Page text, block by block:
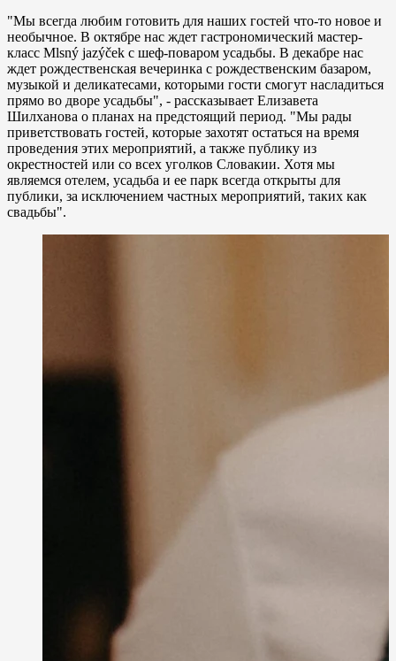
"Мы всегда любим готовить для наших гостей что-то новое и
необычное. В октябре нас ждет гастрономический мастер-
класс Mlsný jazýček с шеф-поваром усадьбы. В декабре нас
ждет рождественская вечеринка с рождественским базаром,
музыкой и деликатесами, которыми гости смогут насладиться
прямо во дворе усадьбы", - рассказывает Елизавета
Шилханова о планах на предстоящий период. "Мы рады
приветствовать гостей, которые захотят остаться на время
проведения этих мероприятий, а также публику из
окрестностей или со всех уголков Словакии. Хотя мы
являемся отелем, усадьба и ее парк всегда открыты для
публики, за исключением частных мероприятий, таких как
свадьбы".